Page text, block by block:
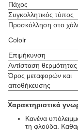
Πάχος
Συγκολλητικός τύπος
Προσκόλληση στο
Cololr
Επιμήκυνση
Αντίσταση θερμότητας
Όρος μεταφορών και
αποθήκευσης
Χαρακτηριστικά
Κανένα
τη φλούδα.